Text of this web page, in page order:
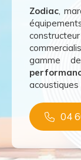
Zodiac,
gamme
04